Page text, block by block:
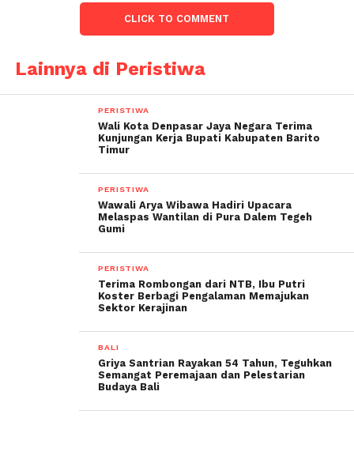
CLICK TO COMMENT
Lainnya di Peristiwa
PERISTIWA
Wali Kota Denpasar Jaya Negara Terima
Kunjungan Kerja Bupati Kabupaten Barito
Timur
PERISTIWA
Wawali Arya Wibawa Hadiri Upacara
Melaspas Wantilan di Pura Dalem Tegeh
Gumi
PERISTIWA
Terima Rombongan dari NTB, Ibu Putri
Koster Berbagi Pengalaman Memajukan
Sektor Kerajinan
BALI
Griya Santrian Rayakan 54 Tahun, Teguhkan
Semangat Peremajaan dan Pelestarian
Budaya Bali